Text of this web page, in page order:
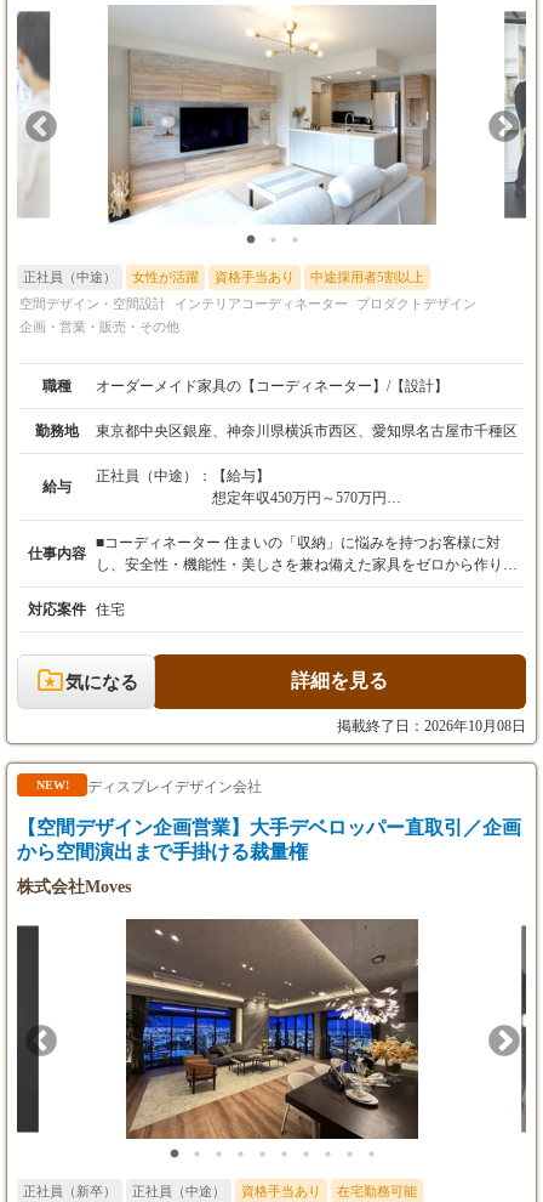
正社員（中途） 女性が活躍 資格手当あり
中途採用者5割以上
空間デザイン・空間設計
インテリアコーディネーター
プロダクトデザイン
企画・営業・販売・その他
職種 オーダーメイド家具の【コーディネーター】/【設計】
勤務地 東京都中央区銀座、神奈川県横浜市西区、愛知県名古屋市千種区
給与
正社員（中途）：
【給与】
想定年収450万円～570万円
月給30万円～38万円
※経験・スキルを考慮の上、決定します。
【残業代】
含みます。
時間外労働が設定時間を超えた場合は、別途超
過分を全額支給します。
・昇給：年1回（7月）
・賞与：年2回（7月、12月）※前年実績3.71ヶ
月
【試用期間】
試用期間：6ヵ月間（本採用時と条件変更な
入社3年目（主任）：540万円
入社5年目（課長）：640万円
※マネジメントにつかなくても専門性を磨いて
昇格・昇給が可能です。
仕事内容
■コーディネーター 住まいの「収納」に悩みを持つお客様に対
し、安全性・機能性・美しさを兼ね備えた家具をゼロから作り上
げていくお仕事です。 広告やHPをご覧になり、期待を持ってご
来場されるお客様への「100%反響営業」です。 個人への過度な
ノルマはなく、目の前のお客様とじっくり向き合える環境です。
▼ご相談・聞き取り：予約制のショールームにて、日々の生活動
線や理想の暮らし方を丁寧にお伺いします。 ▼企画・ご提案：素
材や色合いを吟味し、お客様のご要望を形にした図面やお見積り
を作成します。 ▼製作の手配：現地調査の内容に基づき、社内の
設計部門や自社工場へ製作を依頼します。 ▼完成・お引き渡し：
設置工事は施工担当者が行います。営業は完成後のご挨拶に伺う
ことがあります。 ■設計 コーディネーターとともに造作家具を含
▼Vectorworksまたは自社CADソフト(3D CAD）を用いて図面（平
面、詳細、納まり等）や3Dモデルの作成 ▼自社工場への制作指
どが発生する場合がありますが、基本的には腰を据えて設計に集
対応案件 住宅
気になる 詳細を見る
掲載終了日：2026年10月08日
NEW! ディスプレイデザイン会社
【空間デザイン企画営業】大手デベロッパー直取引／企画
から空間演出まで手掛ける裁量権
株式会社Moves
正社員（新卒） 正社員（中途） 資格手当あり
在宅勤務可能